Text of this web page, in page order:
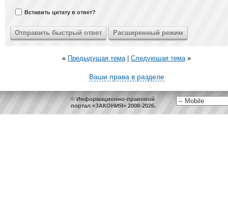
Вставить цитату в ответ?
« Предыдущая тема| Следующая тема »
Ваши права в разделе
© Информационно-правовой
портал «ЗАКОНИЯ» 2008-2026.